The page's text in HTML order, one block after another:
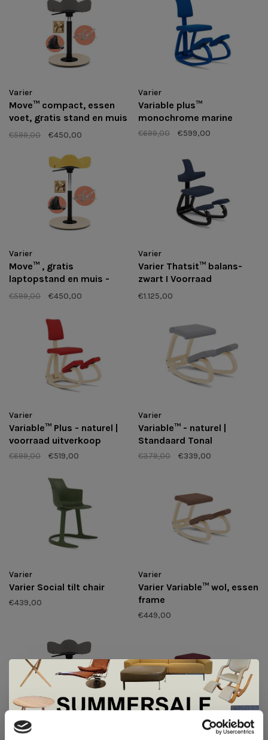
Varier
Move™ compact, essen
voet, gratis stand en muis
- vooraad uitverkoop
€599,00 €450,00
Varier
Variable plus™
monochrome marine
€699,00 €599,00
Varier
Move™ , gratis
laptopstand en muis -
vooraad uitverkoop
€599,00 €450,00
Varier
Varier Thatsit™ balans-
zwart I Voorraad
uitverkoop
€1.125,00
Varier
Variable™ Plus - naturel |
voorraad uitverkoop
€699,00 €519,00
Varier
Variable™ - naturel |
Standaard Tonal
€379,00 €339,00
Varier
Varier Social tilt chair
€439,00
Varier
Varier Variable™ wol, essen
frame
€449,00
Varier